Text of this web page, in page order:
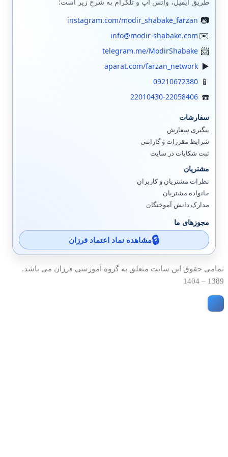
طریق ایمیل، واتس اپ و تلگرام به شرح زیر است:
instagram.com/modir_shabake_farzan
info@modir-shabake.com
telegram.me/ModirShabake
aparat.com/farzan_network
09210672380
22010430-22058406
سفارشات
پیگیری سفارش
شرایط مقررات و گارانتی
ثبت شکایات در سایت
مشتریان
نظرات مشتریان و کاربران
خانواده مشتریان
مدارک دانش آموختگان
مجوزهای ما
مشاهده نماد اعتماد فرزان
تمامی حقوق این سایت متعلق به گروه آموزشی فرزان می باشد.
1389 – 1404